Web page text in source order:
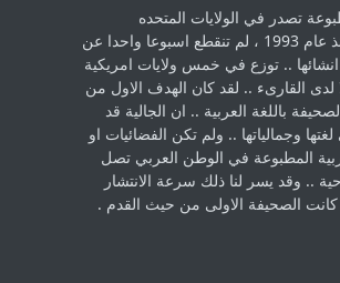
تصدر في الولايات المتحده
الامريكية منذ عام 1993 ، لم ‏تنقطع اسبوعا واحدا عن
.. توزع في خمس ولايات امريكية
لدى القارىء ..‏ لقد كان الهدف الاول من
باللغة العربية .. ان الجالية قد
وجمالياتها .. ولم تكن الفضائيات او
المطبوعة في الوطن ‏العربي تصل
.. وقد يسر لنا ذلك سرعة الانتشار
كانت ‏الصحيفة الاولى من حيث القدم .